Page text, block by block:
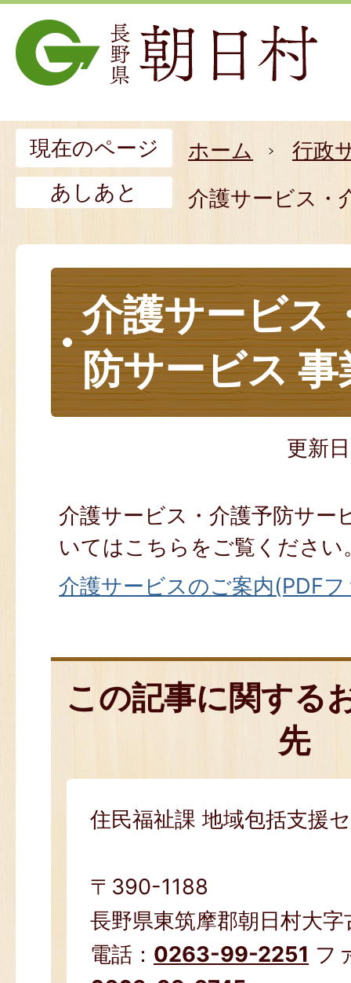
現在のページ ホーム
行政
あしあと
介護サービス・
介護サービス
防サービス
更新
介護サービス・介護予防サー
いてはこちらをご覧ください
介護サービスのご案内(PDF
この記事に関する
先
住民福祉課 地域包括支援
〒390-1188
長野県東筑摩郡朝日村大
電話： 0263-99-2251 フ